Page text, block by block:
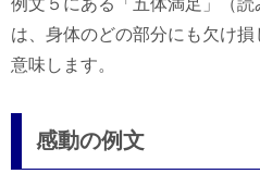
例文５にある「五体満足」（
は、身体のどの部分にも欠け
意味します。
感動の例文